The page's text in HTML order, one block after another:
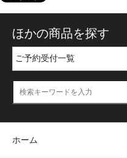
ほかの商品を探す
ホーム